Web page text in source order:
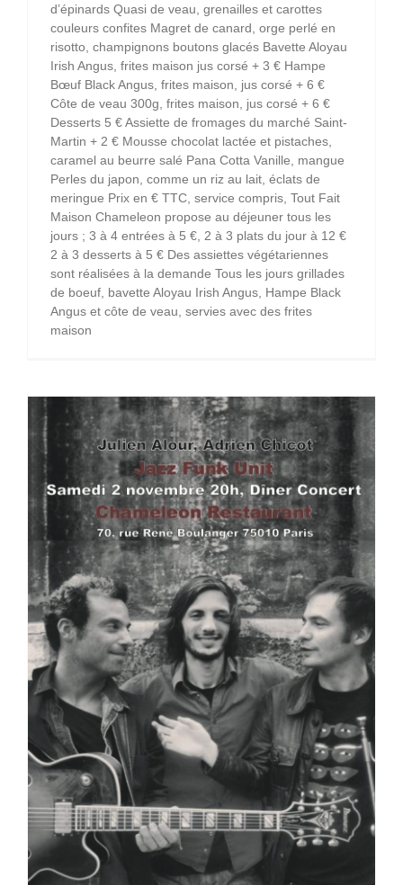
d’épinards Quasi de veau, grenailles et carottes
couleurs confites Magret de canard, orge perlé en
risotto, champignons boutons glacés Bavette Aloyau
Irish Angus, frites maison jus corsé + 3 € Hampe
Bœuf Black Angus, frites maison, jus corsé + 6 €
Côte de veau 300g, frites maison, jus corsé + 6 €
Desserts 5 € Assiette de fromages du marché Saint-
Martin + 2 € Mousse chocolat lactée et pistaches,
caramel au beurre salé Pana Cotta Vanille, mangue
Perles du japon, comme un riz au lait, éclats de
meringue Prix en € TTC, service compris, Tout Fait
Maison Chameleon propose au déjeuner tous les
jours ; 3 à 4 entrées à 5 €, 2 à 3 plats du jour à 12 €
2 à 3 desserts à 5 € Des assiettes végétariennes
sont réalisées à la demande Tous les jours grillades
de boeuf, bavette Aloyau Irish Angus, Hampe Black
Angus et côte de veau, servies avec des frites
maison